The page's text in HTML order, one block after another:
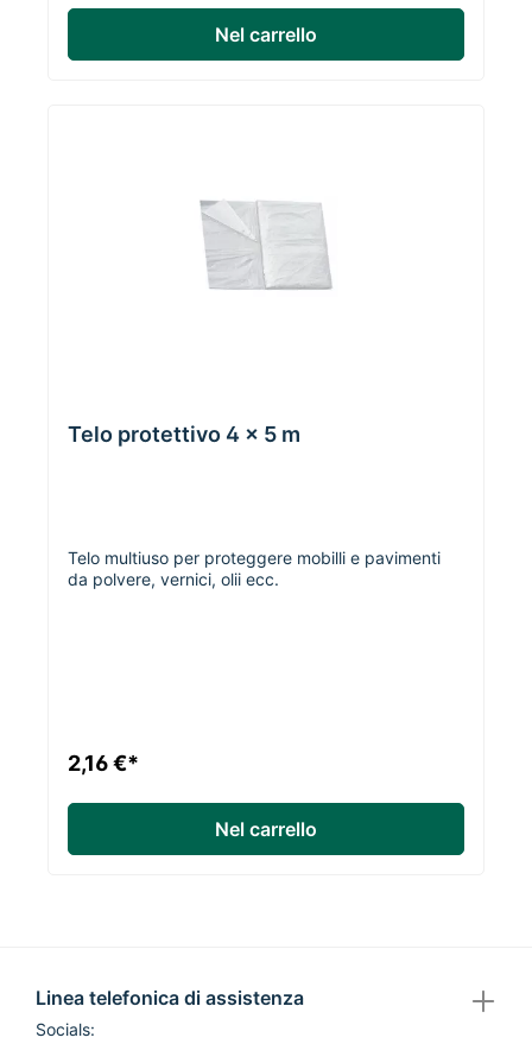
Nel carrello
Telo protettivo 4 x 5 m
Telo multiuso per proteggere mobilli e pavimenti
da polvere, vernici, olii ecc.
2,16 €*
Nel carrello
Linea telefonica di assistenza
Socials: